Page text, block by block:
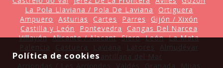
La Pola Llaviana / Pola De Laviana
Ortiguera
Ampuero
Asturias Cartes Parres
Gijón / Xixón
Castilla y León
Pontevedra
Cangas Del Narcea
Villayón Alicante / Alacant Siero León La Mata
Cantabria Santillana del Mar
Política de cookies